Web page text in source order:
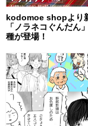
kodomoe shopより
「ノラネコぐんだん
種が登場！